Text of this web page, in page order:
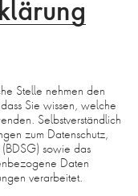
Stelle nehmen den
Sie wissen, welche
Selbstverständlich
zum Datenschutz,
sowie das
Daten
verarbeitet.